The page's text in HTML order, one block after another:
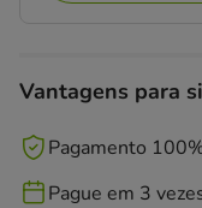
Vantagens para si
Pagamento
Pague em 3